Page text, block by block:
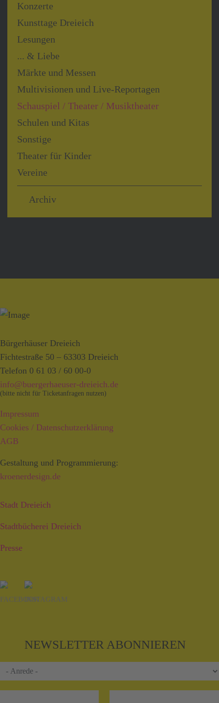
Konzerte
Kunsttage Dreieich
Lesungen
... & Liebe
Märkte und Messen
Multivisionen und Live-Reportagen
Schauspiel / Theater / Musiktheater
Schulen und Kitas
Sonstige
Theater für Kinder
Vereine
Archiv
Bitte lesen
durch und
Sie der
des
Service
dieses
Akzeptieren
powered
eRecht24
Bürgerhäuser Dreieich
Fichtestraße 50 – 63303 Dreieich
Telefon 0 61 03 / 60 00-0
info@buergerhaeuser-dreieich.de
(bitte nicht für Ticketanfragen nutzen)
Impressum
Cookies / Datenschutzerklärung
AGB
Gestaltung und Programmierung:
kroenerdesign.de
Stadt Dreieich
Stadtbücherei Dreieich
Presse
NEWSLETTER ABONNIEREN